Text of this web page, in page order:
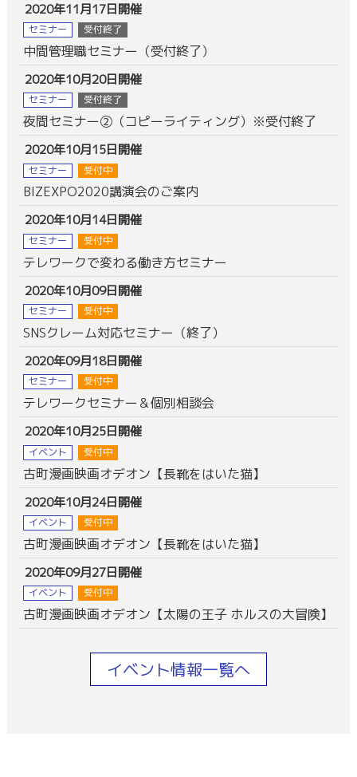
2020年11月17日開催
セミナー 受付終了
中間管理職セミナー（受付終了）
2020年10月20日開催
セミナー 受付終了
夜間セミナー②（コピーライティング）※受付終了
2020年10月15日開催
セミナー 受付中
BIZEXPO2020講演会のご案内
2020年10月14日開催
セミナー 受付中
テレワークで変わる働き方セミナー
2020年10月09日開催
セミナー 受付中
SNSクレーム対応セミナー（終了）
2020年09月18日開催
セミナー 受付中
テレワークセミナー＆個別相談会
2020年10月25日開催
イベント 受付中
古町漫画映画オデオン【長靴をはいた猫】
2020年10月24日開催
イベント 受付中
古町漫画映画オデオン【長靴をはいた猫】
2020年09月27日開催
イベント 受付中
古町漫画映画オデオン【太陽の王子 ホルスの大冒険】
イベント情報一覧へ